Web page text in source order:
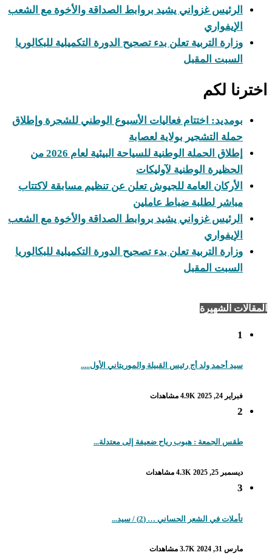
الرئيس غزواني يشيد بروابط الصداقة والأخوة مع الشعب
الإيفواري
وزارة التربية تعلن بدء تصحيح الدورة التكميلية للبكالوريا
السبت المقبل
اخترنا لكم
بومديد: اختتام فعاليات الأسبوع الوطني للشجرة وإطلاق
حملة التشجير بولاية لعصابة
إطلاق الحملة الوطنية للسياحة البيئية لعام 2026 من
الحظيرة الوطنية لآوليكات
الأركان العامة للجيوش تعلن عن تنظيم مسابقة لاكتتاب
مباشر لطلبة ضباط عاملين
الرئيس غزواني يشيد بروابط الصداقة والأخوة مع الشعب
الإيفواري
وزارة التربية تعلن بدء تصحيح الدورة التكميلية للبكالوريا
السبت المقبل
المقالات الشهيرة
1
سيد أحمد ولد أج رئيس القبيلة والموريتاني الأول.....
فبراير 24, 2025 4.9K مشاهدات
2
طقس الجمعة : هبوب رياح ضعيفة إلى معتدلة...
ديسمبر 25, 2025 4.3K مشاهدات
3
تأملات في الشعر الحساني … (2) / سيد...
مارس 31, 2024 3.7K مشاهدات